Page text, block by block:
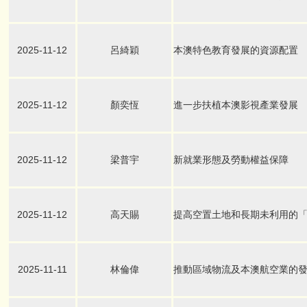
2025-11-12 呂綺穎 本澳特色教育發展的資源配置
2025-11-12 顏奕恆 進一步扶植本澳影視產業發展
2025-11-12 梁普宇 新就業形態及勞動權益保障
2025-11-12 高天賜 提高空置土地和長期未利用的
2025-11-11 林倫偉 推動區域物流及本澳航空業的